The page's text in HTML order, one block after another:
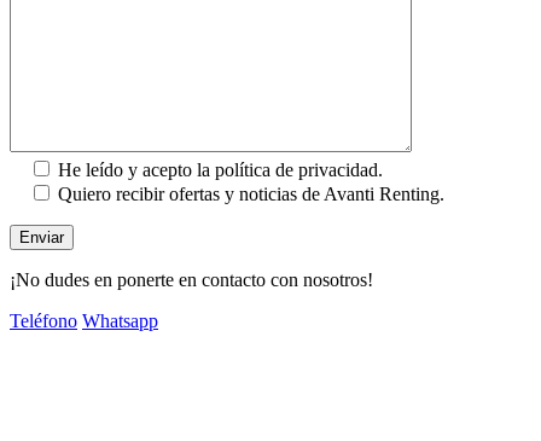
He leído y acepto la política de privacidad.
Quiero recibir ofertas y noticias de Avanti Renting.
¡No dudes en ponerte en contacto con nosotros!
Teléfono Whatsapp